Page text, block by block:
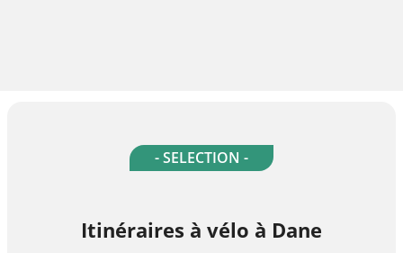
- SELECTION -
Itinéraires à vélo à Dane